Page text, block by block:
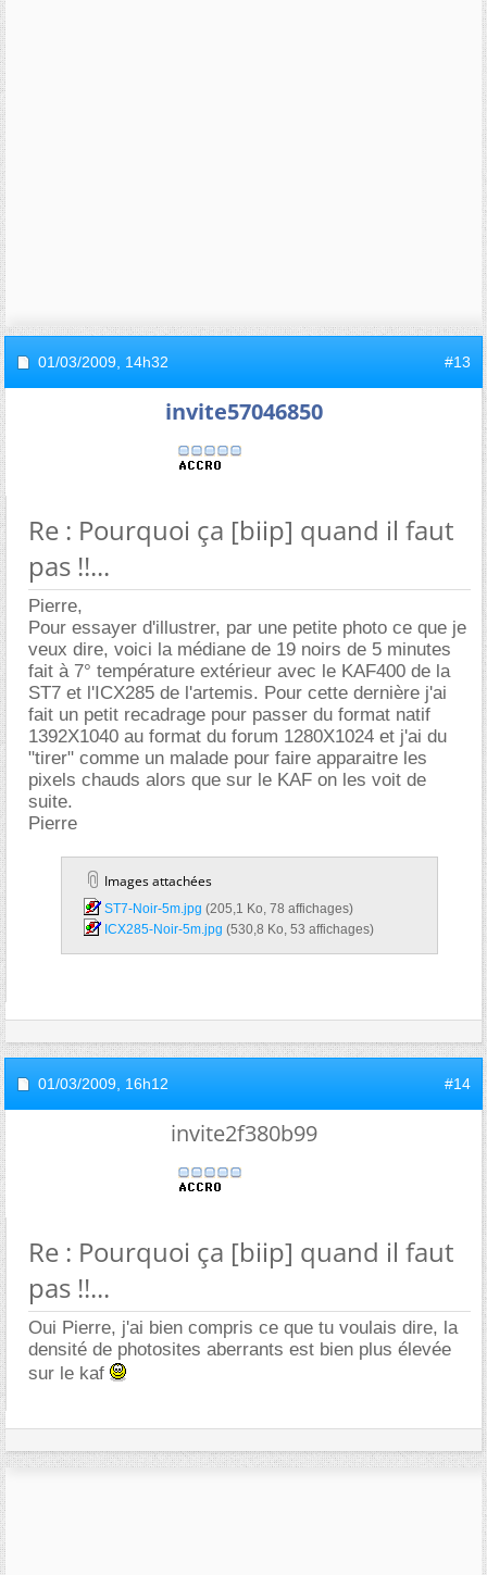
01/03/2009, 14h32 #13
invite57046850
Re : Pourquoi ça [biip] quand il faut
pas !!...
Pierre,
Pour essayer d'illustrer, par une petite photo ce que je
veux dire, voici la médiane de 19 noirs de 5 minutes
fait à 7° température extérieur avec le KAF400 de la
ST7 et l'ICX285 de l'artemis. Pour cette dernière j'ai
fait un petit recadrage pour passer du format natif
1392X1040 au format du forum 1280X1024 et j'ai du
"tirer" comme un malade pour faire apparaitre les
pixels chauds alors que sur le KAF on les voit de
suite.
Pierre
Images attachées
ST7-Noir-5m.jpg‎ (205,1 Ko, 78 affichages)
ICX285-Noir-5m.jpg‎ (530,8 Ko, 53 affichages)
01/03/2009, 16h12 #14
invite2f380b99
Re : Pourquoi ça [biip] quand il faut
pas !!...
Oui Pierre, j'ai bien compris ce que tu voulais dire, la
densité de photosites aberrants est bien plus élevée
sur le kaf